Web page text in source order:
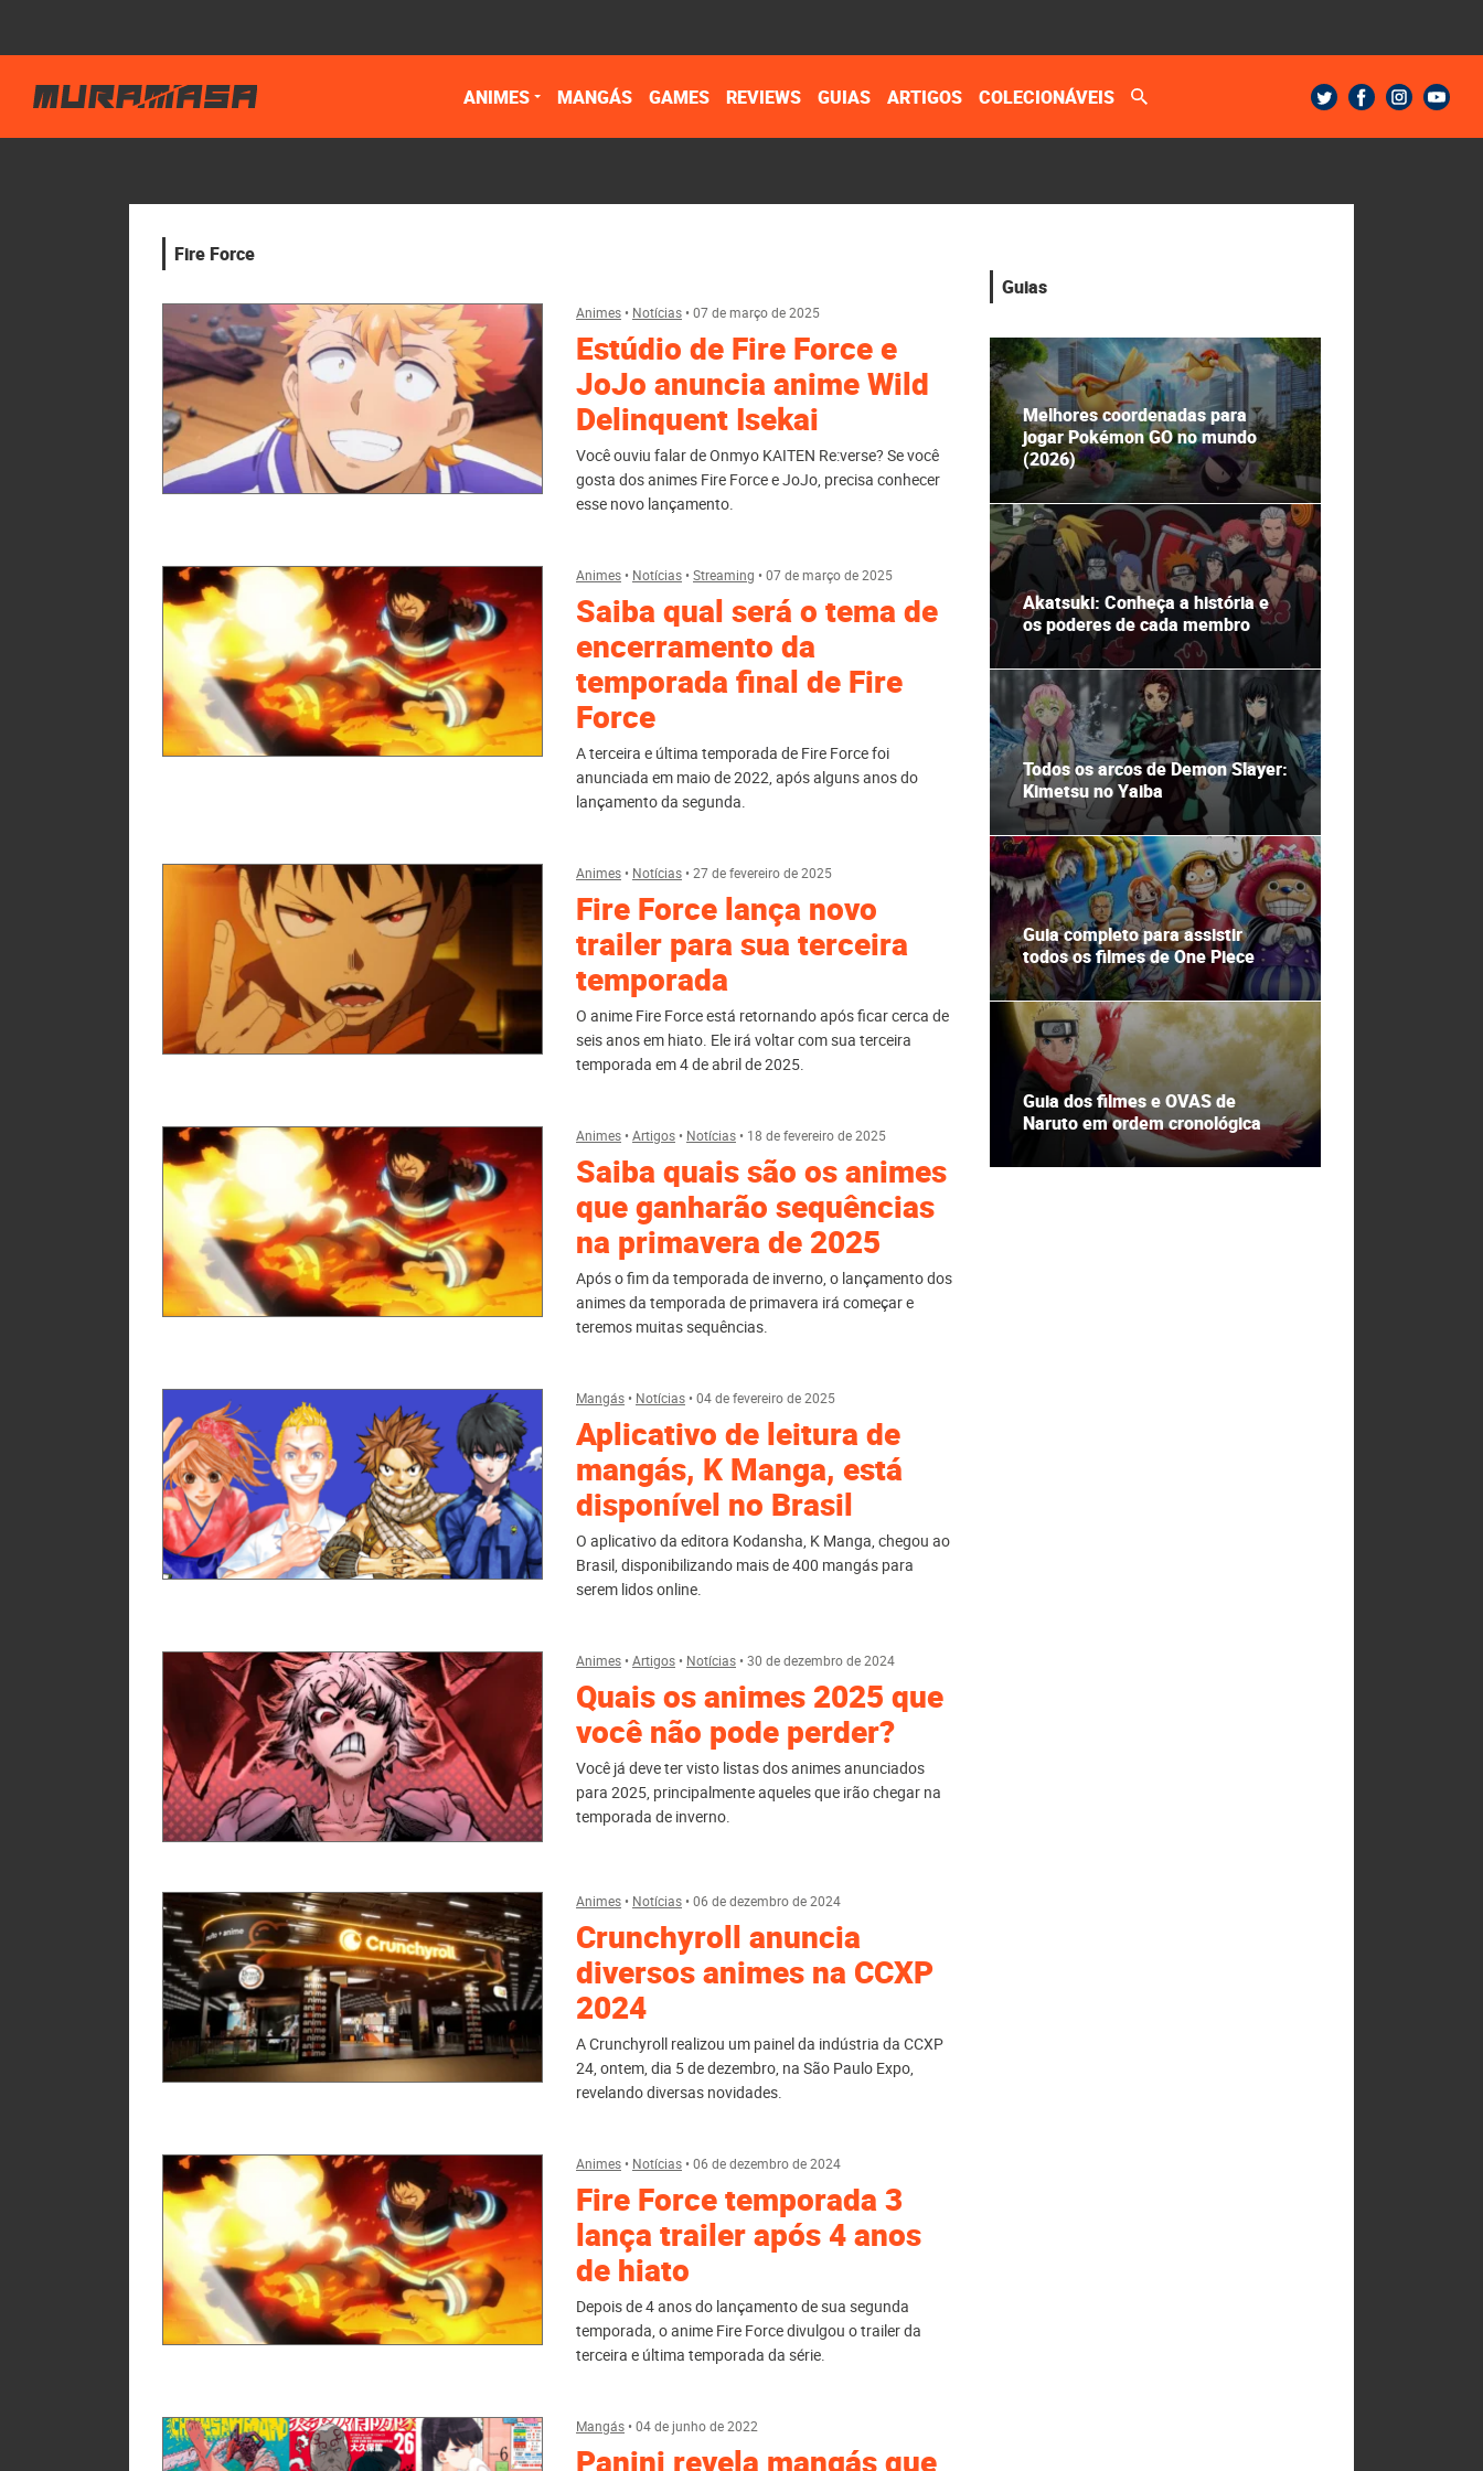
ANIMES MANGÁS GAMES REVIEWS GUIAS ARTIGOS COLECIONÁVEIS
Fire Force
Animes• Notícias•07 de março de 2025
Estúdio de Fire Force e
JoJo anuncia anime Wild
Delinquent Isekai
Você ouviu falar de Onmyo KAITEN Re:verse? Se você
gosta dos animes Fire Force e JoJo, precisa conhecer
esse novo lançamento.
Animes• Notícias•Streaming •07 de março de 2025
Saiba qual será o tema de
encerramento da
temporada final de Fire
Force
A terceira e última temporada de Fire Force foi
anunciada em maio de 2022, após alguns anos do
lançamento da segunda.
Animes• Notícias•27 de fevereiro de 2025
Fire Force lança novo
trailer para sua terceira
temporada
O anime Fire Force está retornando após ficar cerca de
seis anos em hiato. Ele irá voltar com sua terceira
temporada em 4 de abril de 2025.
Animes•Artigos• Notícias• 18 de fevereiro de 2025
Saiba quais são os animes
que ganharão sequências
na primavera de 2025
Após o fim da temporada de inverno, o lançamento dos
animes da temporada de primavera irá começar e
teremos muitas sequências.
Mangás• Notícias•04 de fevereiro de 2025
Aplicativo de leitura de
mangás, K Manga, está
disponível no Brasil
O aplicativo da editora Kodansha, K Manga, chegou ao
Brasil, disponibilizando mais de 400 mangás para
serem lidos online.
Animes•Artigos• Notícias•30 de dezembro de 2024
Quais os animes 2025 que
você não pode perder?
Você já deve ter visto listas dos animes anunciados
para 2025, principalmente aqueles que irão chegar na
temporada de inverno.
Animes• Notícias•06 de dezembro de 2024
Crunchyroll anuncia
diversos animes na CCXP
2024
A Crunchyroll realizou um painel da indústria da CCXP
24, ontem, dia 5 de dezembro, na São Paulo Expo,
revelando diversas novidades.
Animes• Notícias•06 de dezembro de 2024
Fire Force temporada 3
lança trailer após 4 anos
de hiato
Depois de 4 anos do lançamento de sua segunda
temporada, o anime Fire Force divulgou o trailer da
terceira e última temporada da série.
Mangás•04 de junho de 2022
Panini revela mangás que
Guias
Melhores coordenadas para
jogar Pokémon GO no mundo
(2026)
Akatsuki: Conheça a história e
os poderes de cada membro
Todos os arcos de Demon Slayer:
Kimetsu no Yaiba
Guia completo para assistir
todos os filmes de One Piece
Guia dos filmes e OVAS de
Naruto em ordem cronológica